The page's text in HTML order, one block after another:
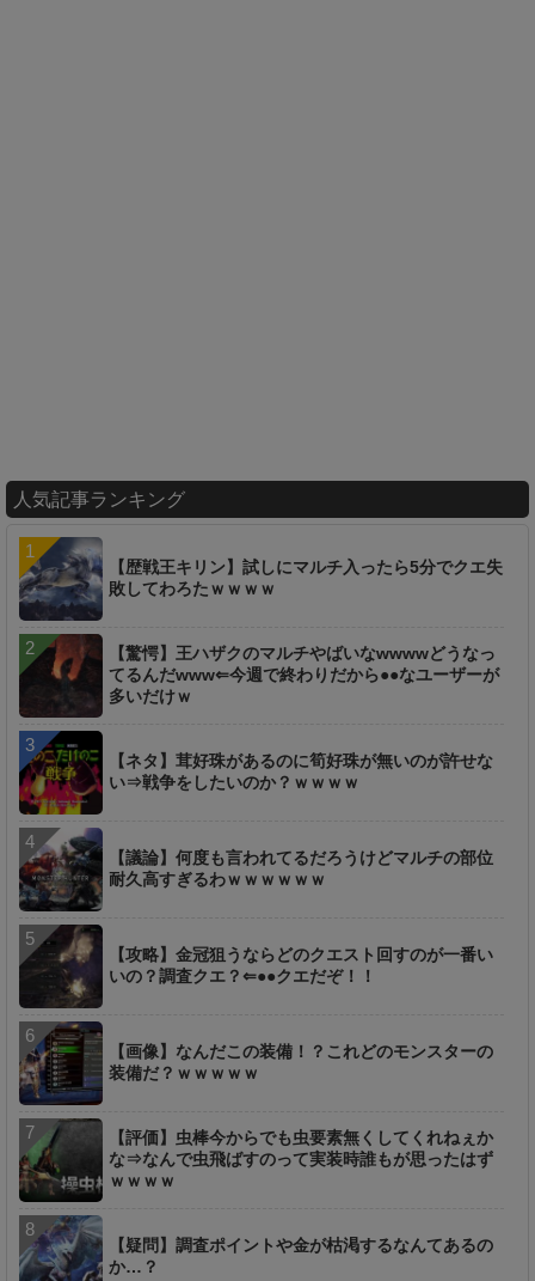
人気記事ランキング
【歴戦王キリン】試しにマルチ入ったら5分でクエ失
敗してわろたｗｗｗｗ
【驚愕】王ハザクのマルチやばいなwwwwどうなっ
てるんだwww⇐今週で終わりだから●●なユーザーが
多いだけｗ
【ネタ】茸好珠があるのに筍好珠が無いのが許せな
い⇒戦争をしたいのか？ｗｗｗｗ
【議論】何度も言われてるだろうけどマルチの部位
耐久高すぎるわｗｗｗｗｗｗ
【攻略】金冠狙うならどのクエスト回すのが一番い
いの？調査クエ？⇐●●クエだぞ！！
【画像】なんだこの装備！？これどのモンスターの
装備だ？ｗｗｗｗｗ
【評価】虫棒今からでも虫要素無くしてくれねぇか
な⇒なんで虫飛ばすのって実装時誰もが思ったはず
ｗｗｗｗ
【疑問】調査ポイントや金が枯渇するなんてあるの
か…？